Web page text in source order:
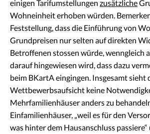
einigen Tarifumstellungen zusätzliche
Wohneinheit erhoben würden.
Feststellung, dass die Einführung von
Grundpreisen nur selten auf direkten
Betroffenen stossen würde, wenngleich
darauf hingewiesen wird, dass dazu
beim BKartA eingingen. Insgesamt sieht
Wettbewerbsaufsicht keine
Mehrfamilienhäuser anders zu
Einfamilienhäuser, „weil es für den
was hinter dem Hausanschluss passiere“